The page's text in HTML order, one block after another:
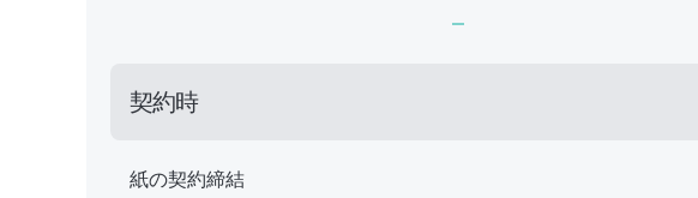
-
契約時
紙の契約締結